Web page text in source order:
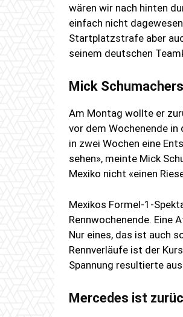
wären wir nach hinten
einfach nicht
Startplatzstrafe aber
seinem deutschen
Mick
Am Montag wollte er
vor dem Wochenende in
in zwei Wochen eine
sehen», meinte Mick
Mexiko nicht «einen
Mexikos Formel-1-
Rennwochenende. Eine
Nur eines, das ist auch
Rennverläufe ist der
Spannung resultierte
Mercedes ist